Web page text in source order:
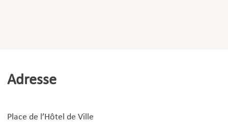
Adresse
Place de l’Hôtel de Ville